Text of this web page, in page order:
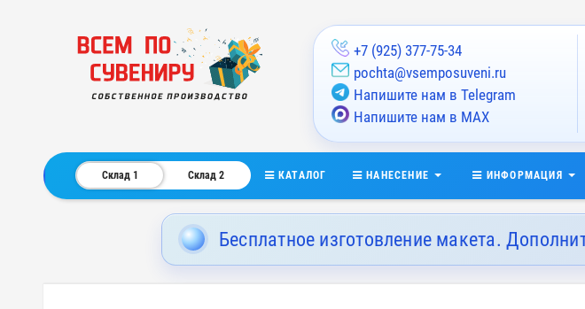
+7 (925) 377-75-34
pochta@vsemposuveni.ru
Напишите нам в Telegram
Напишите нам в MAX
Склад 1 Склад 2 КАТАЛОГ НАНЕСЕНИЕ ИНФОРМАЦИЯ
Бесплатное изготовление макета.